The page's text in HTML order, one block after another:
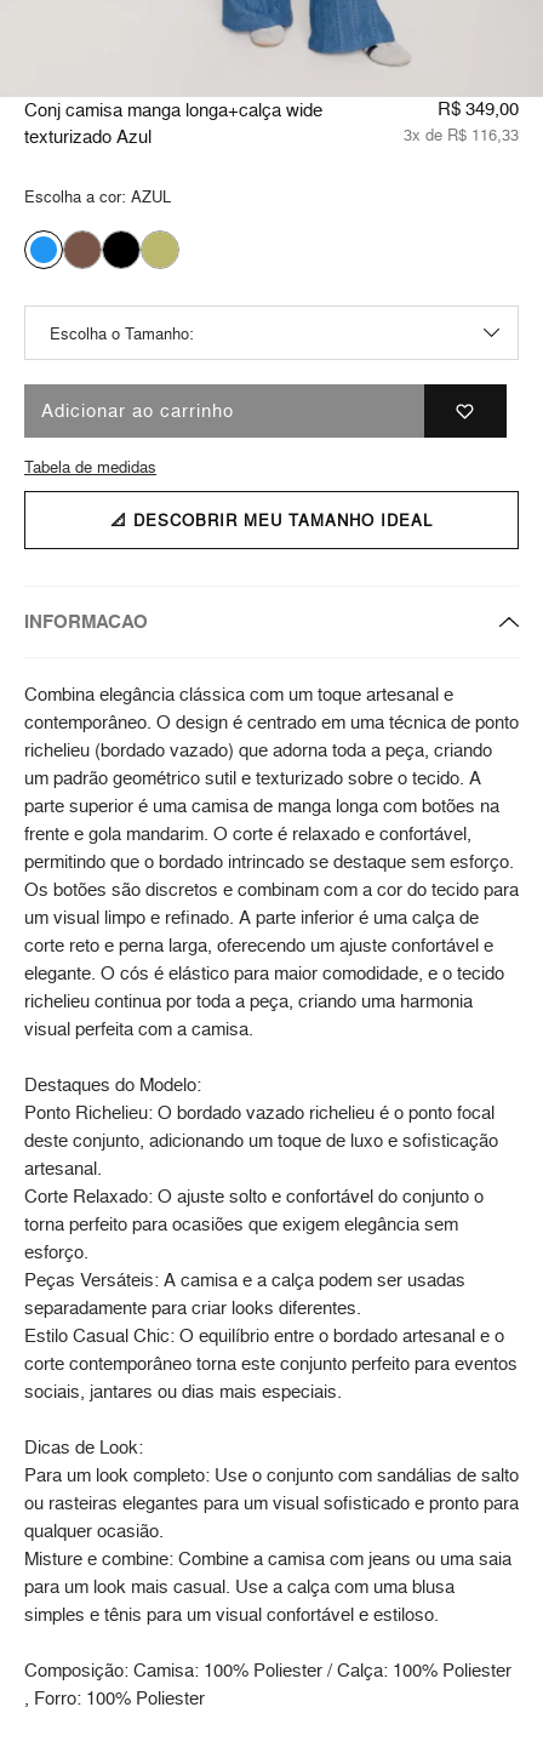
Conj camisa manga longa+calça wide
texturizado Azul
R$ 349,00
3x de R$ 116,33
Escolha a cor: AZUL
Adicionar ao carrinho
Tabela de medidas
📐 DESCOBRIR MEU TAMANHO IDEAL
INFORMACAO
Combina elegância clássica com um toque artesanal e
contemporâneo. O design é centrado em uma técnica de ponto
richelieu (bordado vazado) que adorna toda a peça, criando
um padrão geométrico sutil e texturizado sobre o tecido. A
parte superior é uma camisa de manga longa com botões na
frente e gola mandarim. O corte é relaxado e confortável,
permitindo que o bordado intrincado se destaque sem esforço.
Os botões são discretos e combinam com a cor do tecido para
um visual limpo e refinado. A parte inferior é uma calça de
corte reto e perna larga, oferecendo um ajuste confortável e
elegante. O cós é elástico para maior comodidade, e o tecido
richelieu continua por toda a peça, criando uma harmonia
visual perfeita com a camisa.
Destaques do Modelo:
Ponto Richelieu: O bordado vazado richelieu é o ponto focal
deste conjunto, adicionando um toque de luxo e sofisticação
artesanal.
Corte Relaxado: O ajuste solto e confortável do conjunto o
torna perfeito para ocasiões que exigem elegância sem
esforço.
Peças Versáteis: A camisa e a calça podem ser usadas
separadamente para criar looks diferentes.
Estilo Casual Chic: O equilíbrio entre o bordado artesanal e o
corte contemporâneo torna este conjunto perfeito para eventos
sociais, jantares ou dias mais especiais.
Dicas de Look:
Para um look completo: Use o conjunto com sandálias de salto
ou rasteiras elegantes para um visual sofisticado e pronto para
qualquer ocasião.
Misture e combine: Combine a camisa com jeans ou uma saia
para um look mais casual. Use a calça com uma blusa
simples e tênis para um visual confortável e estiloso.
Composição: Camisa: 100% Poliester / Calça: 100% Poliester
, Forro: 100% Poliester